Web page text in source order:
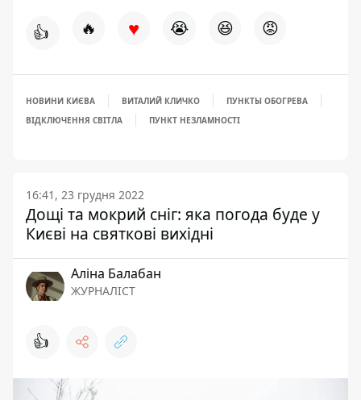
👍 🔥 ♥ 😭 😆 😡
НОВИНИ КИЄВА ВИТАЛИЙ КЛИЧКО
ПУНКТЫ ОБОГРЕВА
ВІДКЛЮЧЕННЯ СВІТЛА
ПУНКТ НЕЗЛАМНОСТІ
16:41, 23 грудня 2022
Дощі та мокрий сніг: яка погода буде у
Києві на святкові вихідні
Аліна Балабан
ЖУРНАЛІСТ
👍